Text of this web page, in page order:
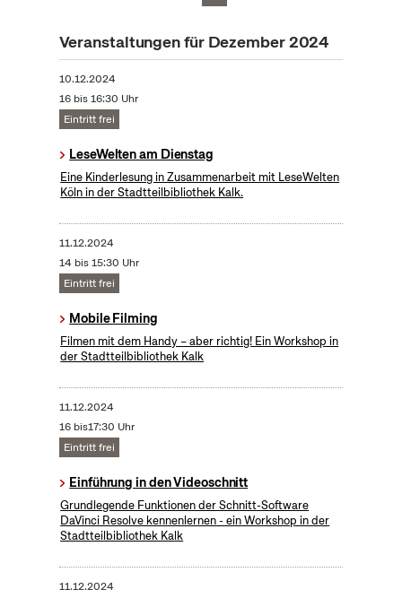
Veranstaltungen für Dezember 2024
10.12.2024
16 bis 16:30 Uhr
Eintritt frei
LeseWelten am Dienstag
Eine Kinderlesung in Zusammenarbeit mit LeseWelten
Köln in der Stadtteilbibliothek Kalk.
11.12.2024
14 bis 15:30 Uhr
Eintritt frei
Mobile Filming
Filmen mit dem Handy – aber richtig! Ein Workshop in
der Stadtteilbibliothek Kalk
11.12.2024
16 bis17:30 Uhr
Eintritt frei
Einführung in den Videoschnitt
Grundlegende Funktionen der Schnitt-Software
DaVinci Resolve kennenlernen - ein Workshop in der
Stadtteilbibliothek Kalk
11.12.2024